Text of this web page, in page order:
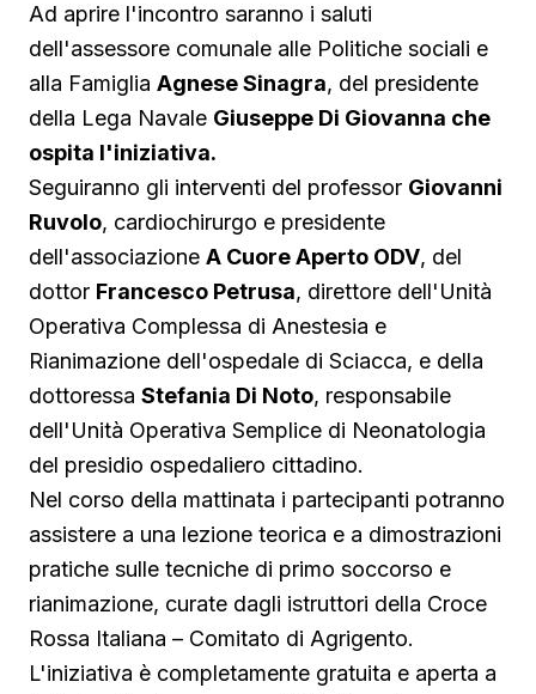
Ad aprire l'incontro saranno i saluti
dell'assessore comunale alle Politiche sociali e
alla Famiglia Agnese Sinagra, del presidente
della Lega Navale Giuseppe Di Giovanna che
ospita l'iniziativa.
Seguiranno gli interventi del professor Giovanni
Ruvolo, cardiochirurgo e presidente
dell'associazione A Cuore Aperto ODV, del
dottor Francesco Petrusa, direttore dell'Unità
Operativa Complessa di Anestesia e
Rianimazione dell'ospedale di Sciacca, e della
dottoressa Stefania Di Noto, responsabile
dell'Unità Operativa Semplice di Neonatologia
del presidio ospedaliero cittadino.
Nel corso della mattinata i partecipanti potranno
assistere a una lezione teorica e a dimostrazioni
pratiche sulle tecniche di primo soccorso e
rianimazione, curate dagli istruttori della Croce
Rossa Italiana – Comitato di Agrigento.
L'iniziativa è completamente gratuita e aperta a